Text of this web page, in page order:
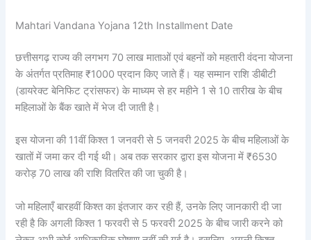
Mahtari Vandana Yojana 12th Installment Date
छत्तीसगढ़ राज्य की लगभग 70 लाख माताओं एवं बहनों को महतारी वंदना योजना
के अंतर्गत प्रतिमाह ₹1000 प्रदान किए जाते हैं। यह सम्मान राशि डीबीटी
(डायरेक्ट बेनिफिट ट्रांसफर) के माध्यम से हर महीने 1 से 10 तारीख के बीच
महिलाओं के बैंक खाते में भेज दी जाती है।
इस योजना की 11वीं किश्त 1 जनवरी से 5 जनवरी 2025 के बीच महिलाओं के
खातों में जमा कर दी गई थी। अब तक सरकार द्वारा इस योजना में ₹6530
करोड़ 70 लाख की राशि वितरित की जा चुकी है।
जो महिलाएँ बारहवीं किश्त का इंतजार कर रही हैं, उनके लिए जानकारी दी जा
रही है कि अगली किश्त 1 फरवरी से 5 फरवरी 2025 के बीच जारी करने को